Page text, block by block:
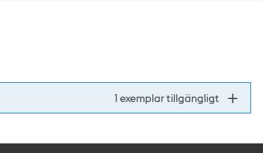
1 exemplar tillgängligt